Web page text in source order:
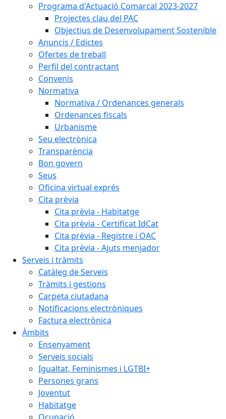
Programa d'Actuació Comarcal 2023-2027
Projectes clau del PAC
Objectius de Desenvolupament Sostenible
Anuncis / Edictes
Ofertes de treball
Perfil del contractant
Convenis
Normativa
Normativa / Ordenances generals
Ordenances fiscals
Urbanisme
Seu electrònica
Transparència
Bon govern
Seus
Oficina virtual exprés
Cita prèvia
Cita prèvia - Habitatge
Cita prèvia - Certificat IdCat
Cita prèvia - Registre i OAC
Cita prèvia - Ajuts menjador
Serveis i tràmits
Catàleg de Serveis
Tràmits i gestions
Carpeta ciutadana
Notificacions electròniques
Factura electrònica
Àmbits
Ensenyament
Serveis socials
Igualtat, Feminismes i LGTBI+
Persones grans
Joventut
Habitatge